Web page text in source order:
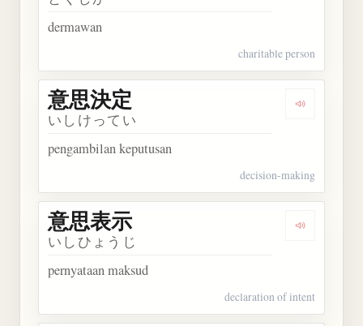
dermawan
charitable person
Dengarkan
意思決定
いしけってい
pengambilan keputusan
decision-making
Dengarkan
意思表示
いしひょうじ
pernyataan maksud
declaration of intent